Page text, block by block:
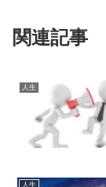
関連記事
人生
人生